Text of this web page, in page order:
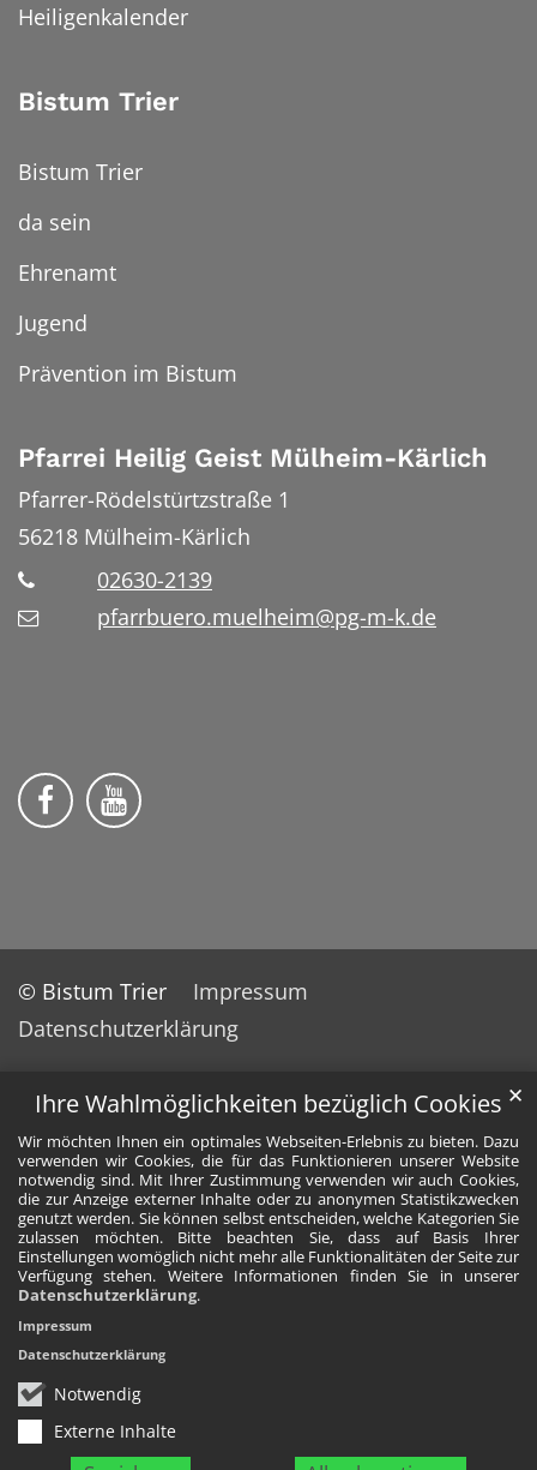
Ihre Wahlmöglichkeiten bezüglich Cookies
Wir möchten Ihnen ein optimales Webseiten-Erlebnis zu bieten. Dazu
verwenden wir Cookies, die für das Funktionieren unserer Website
notwendig sind. Mit Ihrer Zustimmung verwenden wir auch Cookies,
die zur Anzeige externer Inhalte oder zu anonymen Statistikzwecken
genutzt werden. Sie können selbst entscheiden, welche Kategorien Sie
zulassen möchten. Bitte beachten Sie, dass auf Basis Ihrer
Einstellungen womöglich nicht mehr alle Funktionalitäten der Seite zur
Verfügung stehen. Weitere Informationen finden Sie in unserer
Datenschutzerklärung.
Notwendig
Externe Inhalte
✕
Impressum
Datenschutzerklärung
Heiligenkalender
Bistum Trier
Bistum Trier
da sein
Ehrenamt
Jugend
Prävention im Bistum
Pfarrei Heilig Geist Mülheim-Kärlich
Pfarrer-Rödelstürtzstraße 1
56218 Mülheim-Kärlich
02630-2139
pfarrbuero.muelheim@pg-m-k.de
Wir auf Facebook
Wir auf YouTube
© Bistum Trier
Impressum
Datenschutzerklärung